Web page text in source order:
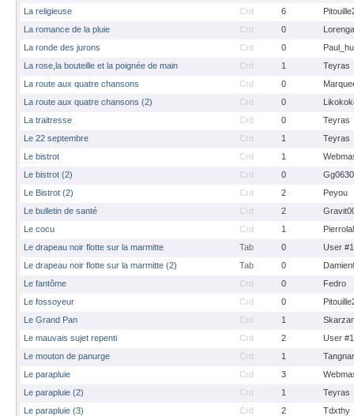
La religieuse Crd 6
La romance de la pluie
Crd 0
La ronde des jurons
Crd 0
La rose,la bouteille et la poignée de main
Crd 1
Teyras
La route aux quatre chansons
Crd 0
La route aux quatre chansons (2)
Crd 0
La traitresse
Crd 0
Teyras
Le 22 septembre
Crd 1
Teyras
Le bistrot
Crd 1
Le bistrot (2)
Crd 0
Le Bistrot (2)
Crd 2
Peyou
Le bulletin de santé
Crd 2
Le cocu
Crd 1
Le drapeau noir flotte sur la marmitte
Tab 0
User
Le drapeau noir flotte sur la marmitte (2)
Tab 0
Le fantôme
Crd 0
Fedro
Le fossoyeur
Crd 0
Le Grand Pan
Crd 1
Le mauvais sujet repenti
Crd 2
User
Le mouton de panurge
Crd 1
Le parapluie
Crd 3
Le parapluie (2)
Crd 1
Teyras
Le parapluie (3)
Crd 2
Tdxthy